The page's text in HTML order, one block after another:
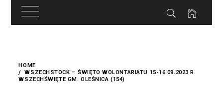
treści
content
HOME
WSZECHSTOCK – ŚWIĘTO WOLONTARIATU 15-16.09.2023 R.
WSZECHŚWIĘTE GM. OLEŚNICA (154)